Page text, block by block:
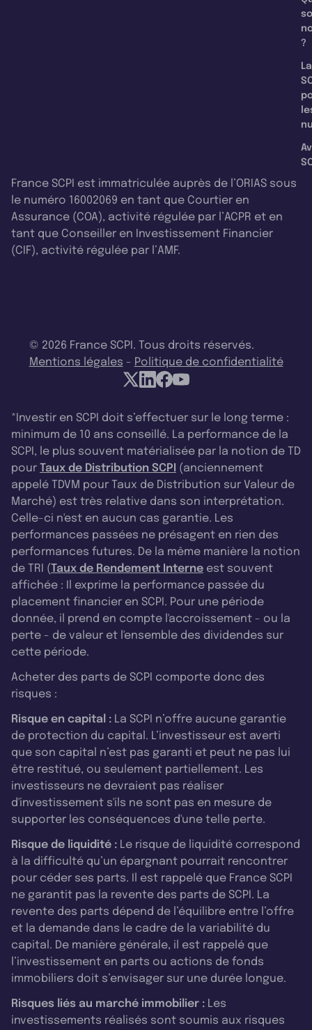
?
La
France SCPI est immatriculée auprès de l’ORIAS sous
le numéro 16002069 en tant que Courtier en
Assurance (COA), activité régulée par l’ACPR et en
tant que Conseiller en Investissement Financier
(CIF), activité régulée par l’AMF.
© 2026 France SCPI. Tous droits réservés.
Mentions légales - Politique de confidentialité
*Investir en SCPI doit s’effectuer sur le long terme :
minimum de 10 ans conseillé. La performance de la
SCPI, le plus souvent matérialisée par la notion de TD
pour Taux de Distribution SCPI (anciennement
appelé TDVM pour Taux de Distribution sur Valeur de
Marché) est très relative dans son interprétation.
Celle-ci n'est en aucun cas garantie. Les
performances passées ne présagent en rien des
performances futures. De la même manière la notion
de TRI (Taux de Rendement Interne est souvent
affichée : Il exprime la performance passée du
placement financier en SCPI. Pour une période
donnée, il prend en compte l'accroissement - ou la
perte - de valeur et l'ensemble des dividendes sur
cette période.
Acheter des parts de SCPI comporte donc des
risques :
Risque en capital : La SCPI n’offre aucune garantie
de protection du capital. L’investisseur est averti
que son capital n’est pas garanti et peut ne pas lui
être restitué, ou seulement partiellement. Les
investisseurs ne devraient pas réaliser
d'investissement s'ils ne sont pas en mesure de
supporter les conséquences d'une telle perte.
Risque de liquidité : Le risque de liquidité correspond
à la difficulté qu’un épargnant pourrait rencontrer
pour céder ses parts. Il est rappelé que France SCPI
ne garantit pas la revente des parts de SCPI. La
revente des parts dépend de l’équilibre entre l’offre
et la demande dans le cadre de la variabilité du
capital. De manière générale, il est rappelé que
l’investissement en parts ou actions de fonds
immobiliers doit s’envisager sur une durée longue.
Risques liés au marché immobilier : Les
investissements réalisés sont soumis aux risques